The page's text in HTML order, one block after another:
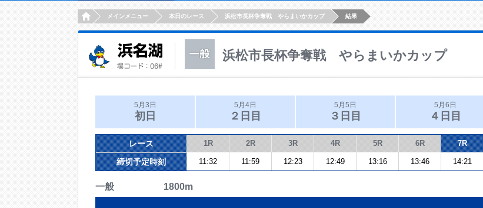
HOMEメインメニュー 本日のレース 浜松市長杯争奪戦 やらまいかカップ 結果
浜松市長杯争奪戦 やらまいかカップ
5月3日
初日
5月4日
２日目
5月5日
３日目
5月6日
４日目
レース 1R 2R 3R 4R 5R 6R 7R
締切予定時刻 11:32 11:59 12:23 12:49 13:16 13:46 14:21
一般 1800m